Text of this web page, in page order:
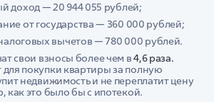
доход — 20 944 055 рублей;
от государства — 360 000 рублей;
вычетов — 780 000 рублей.
свои взносы более чем в4,6 раза.
покупки квартиры за полную
недвижимость и не переплатит цену
как это было бы с ипотекой.